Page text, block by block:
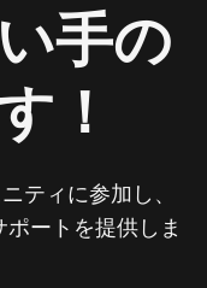
手の
！
ティに参加し、
ートを提供しま